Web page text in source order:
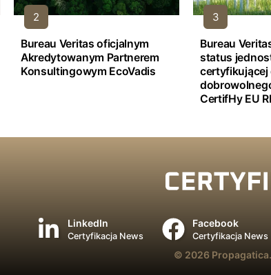
Bureau Veritas oficjalnym
Akredytowanym Partnerem
Konsultingowym EcoVadis
Bureau
status
certyfikującej
CertifHy EU
LinkedIn
Certyfikacja News
Facebook
Certyfikacja News
© 2026 Propagatica.